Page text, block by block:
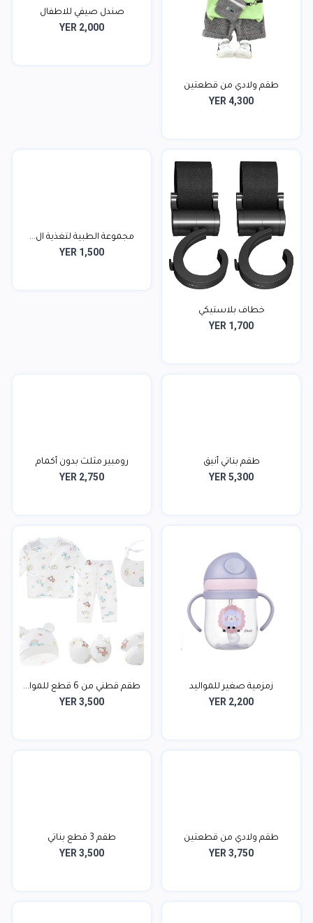
طقم ولادي من قطعتين
YER 4,300
صندل صيفي للاطفال
YER 2,000
خطاف بلاستيكي
YER 1,700
مجموعة الطبية لتغذية ال...
YER 1,500
طقم بناتي أنيق
YER 5,300
رومبير مثلث بدون أكمام
YER 2,750
زمزمية صغير للمواليد
YER 2,200
طقم قطني من 6 قطع للموا...
YER 3,500
طقم ولادي من قطعتين
YER 3,750
طقم 3 قطع بناتي
YER 3,500